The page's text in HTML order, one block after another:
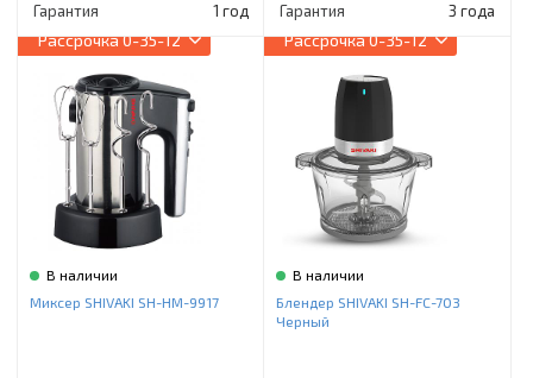
Гарантия 1 год Гарантия 3 года
Рассрочка0-35-12
В наличии
Миксер SHIVAKI SH-HM-9917
Рассрочка0-35-12
В наличии
Блендер SHIVAKI SH-FC-703
Черный